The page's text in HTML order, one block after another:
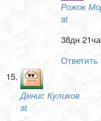
Рожок
at
38дн
Ответить
Денис Куликов
at